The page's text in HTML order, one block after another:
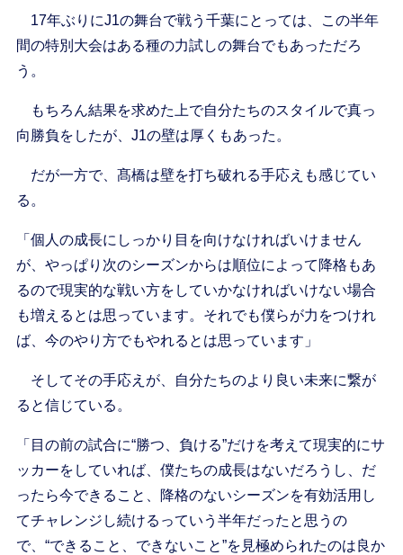
17年ぶりにJ1の舞台で戦う千葉にとっては、この半年
間の特別大会はある種の力試しの舞台でもあっただろ
う。
もちろん結果を求めた上で自分たちのスタイルで真っ
向勝負をしたが、J1の壁は厚くもあった。
だが一方で、髙橋は壁を打ち破れる手応えも感じてい
る。
「個人の成長にしっかり目を向けなければいけません
が、やっぱり次のシーズンからは順位によって降格もあ
るので現実的な戦い方をしていかなければいけない場合
も増えるとは思っています。それでも僕らが力をつけれ
ば、今のやり方でもやれるとは思っています」
そしてその手応えが、自分たちのより良い未来に繋が
ると信じている。
「目の前の試合に“勝つ、負ける”だけを考えて現実的にサ
ッカーをしていれば、僕たちの成長はないだろうし、だ
ったら今できること、降格のないシーズンを有効活用し
てチャレンジし続けるっていう半年だったと思うの
で、“できること、できないこと”を見極められたのは良か